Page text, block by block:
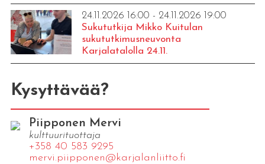
24.11.2026 16:00 - 24.11.2026 19:00
Sukututkija Mikko Kuitulan
sukututkimusneuvonta
Karjalatalolla 24.11.
Kysyttävää?
Piipponen Mervi
kulttuurituottaja
+358 40 583 9295
mervi.​piipponen@​kar​jala​nlii​tto.​fi